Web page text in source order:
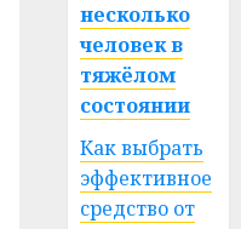
несколько
человек в
тяжёлом
состоянии
Как выбрать
эффективное
средство от